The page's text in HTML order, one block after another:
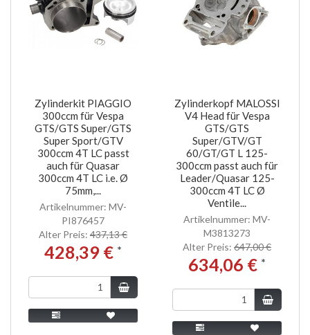
Zylinderkit PIAGGIO
300ccm für Vespa
GTS/GTS Super/GTS
Super Sport/GTV
300ccm 4T LC passt
auch für Quasar
300ccm 4T LC i.e. Ø
75mm,...
Artikelnummer: MV-
PI876457
Alter Preis: 437,13 €
428,39 € *
Zylinderkopf MALOSSI
V4 Head für Vespa
GTS/GTS
Super/GTV/GT
60/GT/GT L 125-
300ccm passt auch für
Leader/Quasar 125-
300ccm 4T LC Ø
Ventile...
Artikelnummer: MV-
M3813273
Alter Preis: 647,00 €
634,06 € *